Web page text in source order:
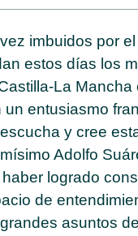
imbuidos por
estos días los
La
un entusiasmo
y cree
Adolfo
haber logrado
de
asuntos